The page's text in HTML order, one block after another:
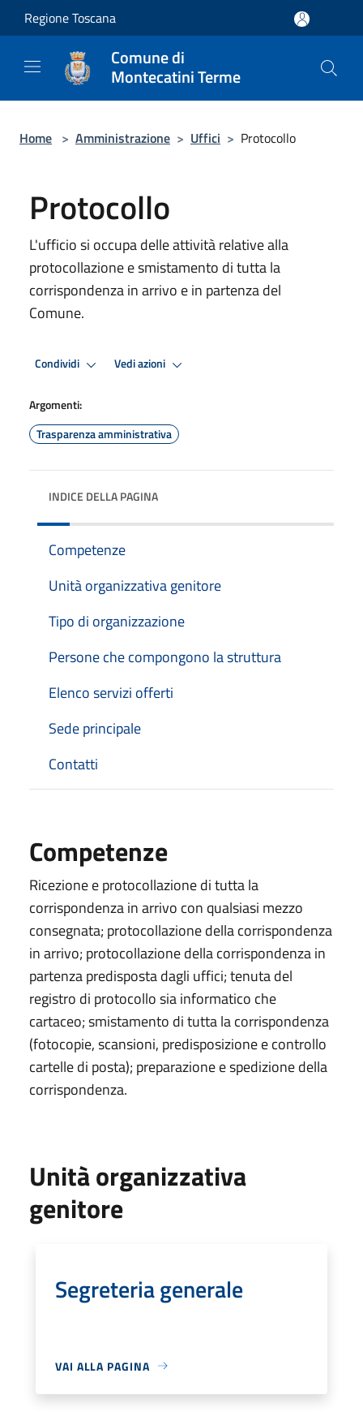
Salta al contenuto principale
Regione Toscana
Comune di
Montecatini Terme
Home > Amministrazione > Uffici > Protocollo
Protocollo
L'ufficio si occupa delle attività relative alla
protocollazione e smistamento di tutta la
corrispondenza in arrivo e in partenza del
Comune.
Condividi Vedi azioni
Argomenti:
Trasparenza amministrativa
INDICE DELLA PAGINA
Competenze
Unità organizzativa genitore
Tipo di organizzazione
Persone che compongono la struttura
Elenco servizi offerti
Sede principale
Contatti
Competenze
Ricezione e protocollazione di tutta la
corrispondenza in arrivo con qualsiasi mezzo
consegnata; protocollazione della corrispondenza
in arrivo; protocollazione della corrispondenza in
partenza predisposta dagli uffici; tenuta del
registro di protocollo sia informatico che
cartaceo; smistamento di tutta la corrispondenza
(fotocopie, scansioni, predisposizione e controllo
cartelle di posta); preparazione e spedizione della
corrispondenza.
Unità organizzativa
genitore
Segreteria generale
VAI ALLA PAGINA